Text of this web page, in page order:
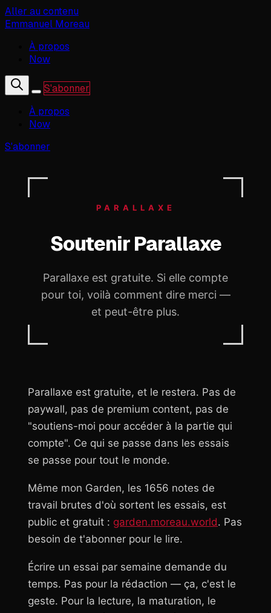
Aller au contenu
Emmanuel Moreau
À propos
Now
S'abonner
À propos
Now
S'abonner
PARALLAXE
Soutenir Parallaxe
Parallaxe est gratuite. Si elle compte
pour toi, voilà comment dire merci —
et peut-être plus.
Parallaxe est gratuite, et le restera. Pas de
paywall, pas de premium content, pas de
"soutiens-moi pour accéder à la partie qui
compte". Ce qui se passe dans les essais
se passe pour tout le monde.
Même mon Garden, les 1656 notes de
travail brutes d'où sortent les essais, est
public et gratuit : garden.moreau.world. Pas
besoin de t'abonner pour le lire.
Écrire un essai par semaine demande du
temps. Pas pour la rédaction — ça, c'est le
geste. Pour la lecture, la maturation, le